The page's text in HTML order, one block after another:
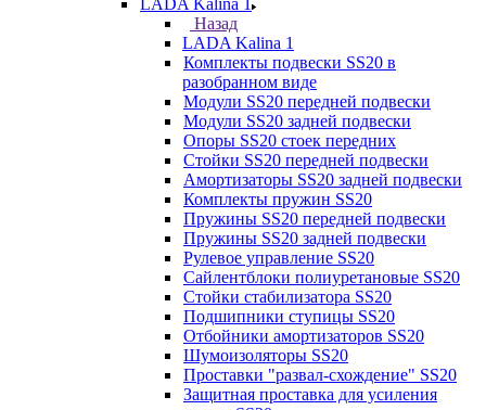
LADA Kalina 1
Назад
LADA Kalina 1
Комплекты подвески SS20 в
разобранном виде
Модули SS20 передней подвески
Модули SS20 задней подвески
Опоры SS20 стоек передних
Стойки SS20 передней подвески
Амортизаторы SS20 задней подвески
Комплекты пружин SS20
Пружины SS20 передней подвески
Пружины SS20 задней подвески
Рулевое управление SS20
Сайлентблоки полиуретановые SS20
Стойки стабилизатора SS20
Подшипники ступицы SS20
Отбойники амортизаторов SS20
Шумоизоляторы SS20
Проставки "развал-схождение" SS20
Защитная проставка для усиления